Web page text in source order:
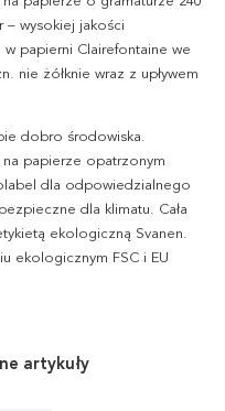
– wysokiej jakości
papierni Clairefontaine we
nie żółknie wraz z upływem
dobro środowiska.
na papierze opatrzonym
dla odpowiedzialnego
dla klimatu. Cała
ekologiczną Svanen.
ekologicznym FSC i EU
artykuły